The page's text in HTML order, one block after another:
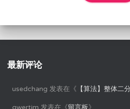
最新评论
usedchang 发表在《 【算法】整体
qwertim 发表在《留言板》